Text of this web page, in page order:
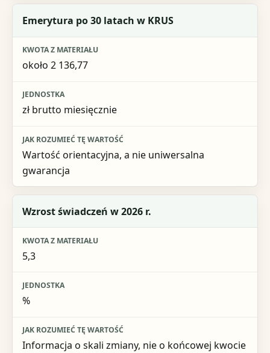
Emerytura po 30 latach w KRUS
około 2 136,77
zł brutto miesięcznie
Wartość orientacyjna, a nie uniwersalna
gwarancja
Wzrost świadczeń w 2026 r.
5,3
%
Informacja o skali zmiany, nie o końcowej kwocie